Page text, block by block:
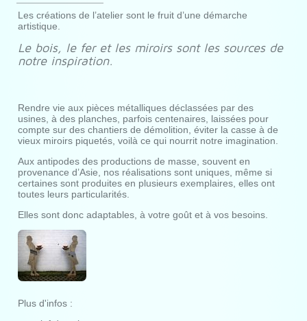
Les créations de l’atelier sont le fruit d’une démarche
artistique.
Le bois, le fer et les miroirs sont les sources de
notre inspiration.
Rendre vie aux pièces métalliques déclassées par des
usines, à des planches, parfois centenaires, laissées pour
compte sur des chantiers de démolition, éviter la casse à de
vieux miroirs piquetés, voilà ce qui nourrit notre imagination.
Aux antipodes des productions de masse, souvent en
provenance d’Asie, nos réalisations sont uniques, même si
certaines sont produites en plusieurs exemplaires, elles ont
toutes leurs particularités.
Elles sont donc adaptables, à votre goût et à vos besoins.
Plus d'infos :